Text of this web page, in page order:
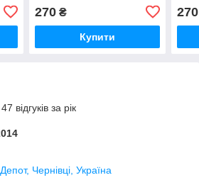
270₴
Купити
270
відгуків за рік
Чернівці, Україна